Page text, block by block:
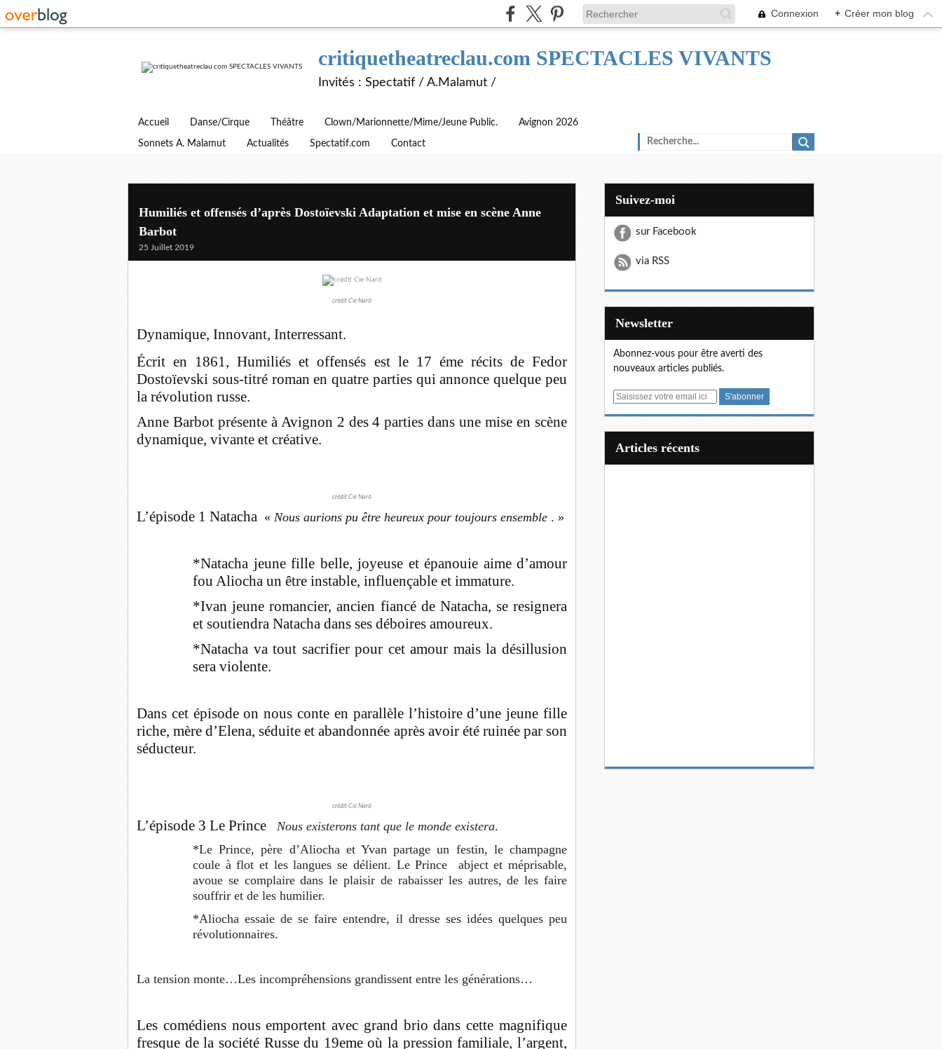
Connexion + Créer mon blog
critiquetheatreclau.com SPECTACLES VIVANTS
Invités : Spectatif / A.Malamut /
Accueil Danse/Cirque Théâtre Clown/Marionnette/Mime/Jeune Public. Avignon 2026
Sonnets A. Malamut Actualités Spectatif.com Contact
Humiliés et offensés d’après Dostoïevski Adaptation et mise en scène Anne
Barbot
25 Juillet 2019
crédit Cie Nar6
Dynamique, Innovant, Interressant.
Écrit en 1861, Humiliés et offensés est le 17 éme récits de Fedor
Dostoïevski sous-titré roman en quatre parties qui annonce quelque peu
la révolution russe.
Anne Barbot présente à Avignon 2 des 4 parties dans une mise en scène
dynamique, vivante et créative.
crédit Cie Nar6
L’épisode 1 Natacha « Nous aurions pu être heureux pour toujours ensemble . »
*Natacha jeune fille belle, joyeuse et épanouie aime d’amour
fou Aliocha un être instable, influençable et immature.
*Ivan jeune romancier, ancien fiancé de Natacha, se resignera
et soutiendra Natacha dans ses déboires amoureux.
*Natacha va tout sacrifier pour cet amour mais la désillusion
sera violente.
Dans cet épisode on nous conte en parallèle l’histoire d’une jeune fille
riche, mère d’Elena, séduite et abandonnée après avoir été ruinée par son
séducteur.
crédit Cie Nar6
L’épisode 3 Le Prince Nous existerons tant que le monde existera.
*Le Prince, père d’Aliocha et Yvan partage un festin, le champagne
coule à flot et les langues se délient. Le Prince abject et méprisable,
avoue se complaire dans le plaisir de rabaisser les autres, de les faire
souffrir et de les humilier.
*Aliocha essaie de se faire entendre, il dresse ses idées quelques peu
révolutionnaires.
La tension monte…Les incompréhensions grandissent entre les générations…
Les comédiens nous emportent avec grand brio dans cette magnifique
fresque de la société Russe du 19eme où la pression familiale, l’argent,
Suivez-moi
sur Facebook
via RSS
Newsletter
Abonnez-vous pour être averti des
nouveaux articles publiés.
E
articles récents